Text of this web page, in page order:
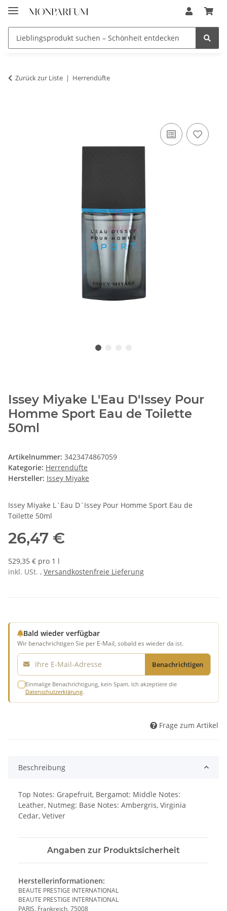
Zurück zur Liste Herrendüfte
Issey Miyake L'Eau D'Issey Pour
Homme Sport Eau de Toilette
50ml
Artikelnummer: 3423474867059
Kategorie: Herrendüfte
Hersteller: Issey Miyake
Issey Miyake L`Eau D`Issey Pour Homme Sport Eau de
Toilette 50ml
26,47 €
529,35 € pro 1 l
inkl. USt. , Versandkostenfreie Lieferung
Bald wieder verfügbar
Wir benachrichtigen Sie per E-Mail, sobald es wieder da ist.
E-Mail
Benachrichtigen
Einmalige Benachrichtigung, kein Spam. Ich akzeptiere die
Datenschutzerklärung.
Frage zum Artikel
Beschreibung
Top Notes: Grapefruit, Bergamot: Middle Notes:
Leather, Nutmeg: Base Notes: Ambergris, Virginia
Cedar, Vetiver
Angaben zur Produktsicherheit
Herstellerinformationen:
BEAUTE PRESTIGE INTERNATIONAL
BEAUTE PRESTIGE INTERNATIONAL
PARIS, Frankreich, 75008